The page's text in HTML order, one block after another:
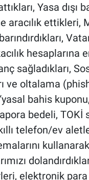
Yasa dışı
aracılık ettikleri,
hesaplarına
sağladıkları,
ve oltalama
bahis
bedeli, TOKİ
telefon/ev
kullanarak
elektronik